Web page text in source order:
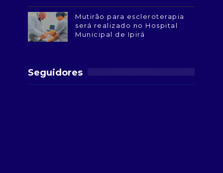
Mutirão para escleroterapia
será realizado no Hospital
Municipal de Ipirá
Seguidores